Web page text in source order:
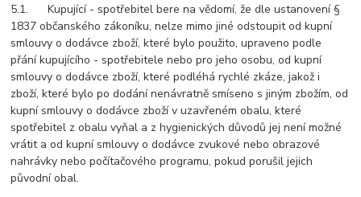
5.1. Kupující - spotřebitel bere na vědomí, že dle ustanovení §
1837 občanského zákoníku, nelze mimo jiné odstoupit od kupní
smlouvy o dodávce zboží, které bylo použito, upraveno podle
přání kupujícího - spotřebitele nebo pro jeho osobu, od kupní
smlouvy o dodávce zboží, které podléhá rychlé zkáze, jakož i
zboží, které bylo po dodání nenávratně smíseno s jiným zbožím, od
kupní smlouvy o dodávce zboží v uzavřeném obalu, které
spotřebitel z obalu vyňal a z hygienických důvodů jej není možné
vrátit a od kupní smlouvy o dodávce zvukové nebo obrazové
nahrávky nebo počítačového programu, pokud porušil jejich
původní obal.